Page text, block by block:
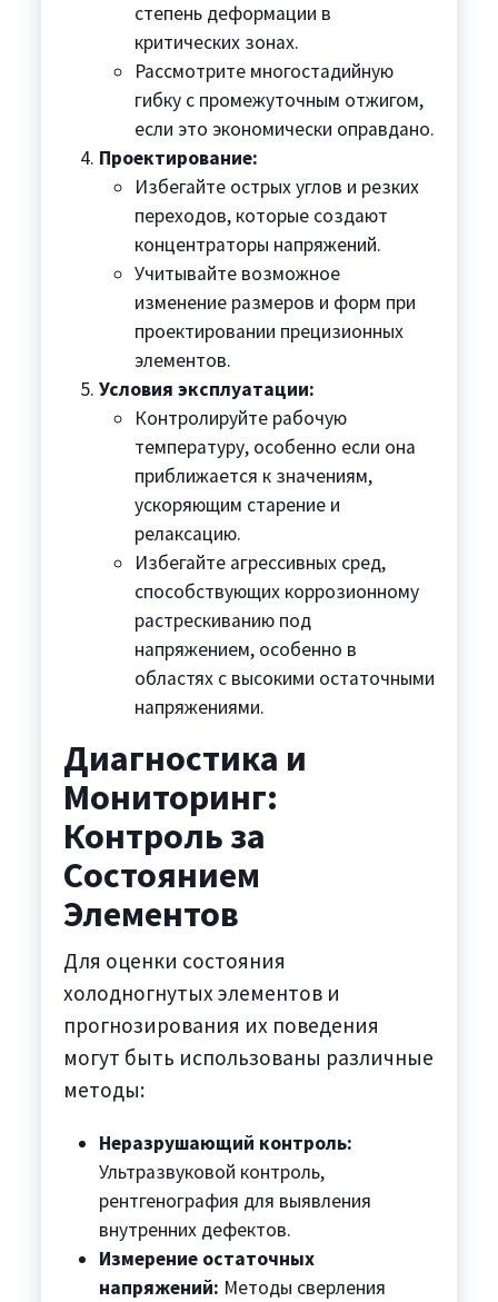
степень деформации в
критических зонах.
Рассмотрите многостадийную
гибку с промежуточным отжигом,
если это экономически оправдано.
Проектирование:
Избегайте острых углов и резких
переходов, которые создают
концентраторы напряжений.
Учитывайте возможное
изменение размеров и форм при
проектировании прецизионных
элементов.
Условия эксплуатации:
Контролируйте рабочую
температуру, особенно если она
приближается к значениям,
ускоряющим старение и
релаксацию.
Избегайте агрессивных сред,
способствующих коррозионному
растрескиванию под
напряжением, особенно в
областях с высокими остаточными
напряжениями.
Диагностика и
Мониторинг:
Контроль за
Состоянием
Элементов
Для оценки состояния
холодногнутых элементов и
прогнозирования их поведения
могут быть использованы различные
методы:
Неразрушающий контроль:
Ультразвуковой контроль,
рентгенография для выявления
внутренних дефектов.
Измерение остаточных
напряжений: Методы сверления